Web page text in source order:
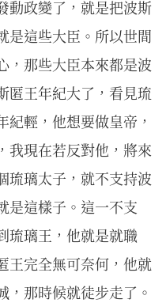
動政變了，就是把波斯
是這些大臣。所以世間
，那些大臣本來都是波
匿王年紀大了，看見琉
輕，他想要做皇帝，
我現在若反對他，將來
琉璃太子，就不支持波
是這樣子。這一不支
琉璃王，他就是就職
王完全無可奈何，他就
，那時候就徒步走了。